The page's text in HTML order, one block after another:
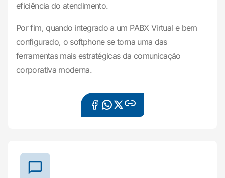
eficiência do atendimento.
Por fim, quando integrado a um PABX Virtual e bem
configurado, o softphone se torna uma das
ferramentas mais estratégicas da comunicação
corporativa moderna.